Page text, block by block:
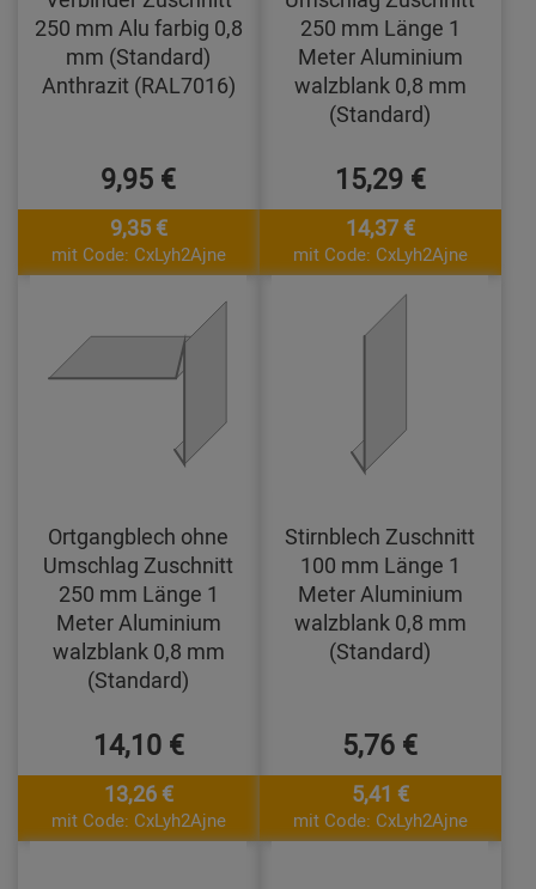
250 mm Alu farbig 0,8
mm (Standard)
Anthrazit (RAL7016)
9,95 €
9,35 €
mit Code: CxLyh2Ajne
250 mm Länge 1
Meter Aluminium
walzblank 0,8 mm
(Standard)
15,29 €
14,37 €
mit Code: CxLyh2Ajne
Ortgangblech ohne
Umschlag Zuschnitt
250 mm Länge 1
Meter Aluminium
walzblank 0,8 mm
(Standard)
14,10 €
13,26 €
mit Code: CxLyh2Ajne
Stirnblech Zuschnitt
100 mm Länge 1
Meter Aluminium
walzblank 0,8 mm
(Standard)
5,76 €
5,41 €
mit Code: CxLyh2Ajne